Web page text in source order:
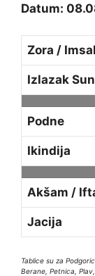
Datum:
Zora /
Izlazak
Podne
Ikindija
Akšam /
Jacija
Tablice su za
Berane, Petnica,